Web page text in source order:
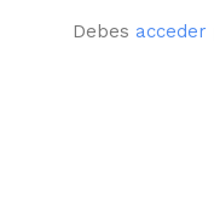
Debes acceder